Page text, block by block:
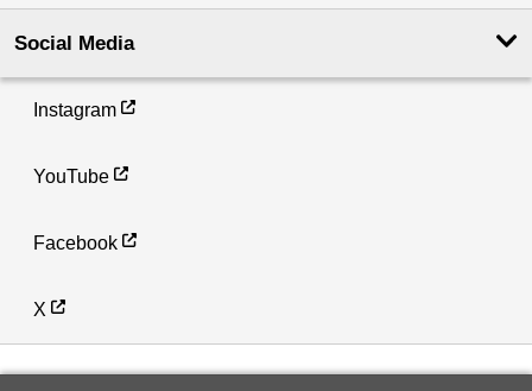
Social Media
Instagram
YouTube
Facebook
X